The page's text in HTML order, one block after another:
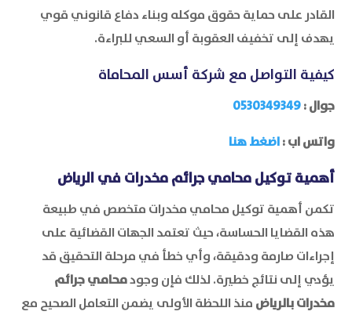
القادر على حماية حقوق موكله وبناء دفاع قانوني قوي
يهدف إلى تخفيف العقوبة أو السعي للبراءة.
كيفية التواصل مع شركة أسس المحاماة
جوال :0530349349
واتس اب :اضغط هنا
أهمية توكيل محامي جرائم مخدرات في الرياض
تكمن أهمية توكيل محامي مخدرات متخصص في طبيعة
هذه القضايا الحساسة، حيث تعتمد الجهات القضائية على
إجراءات صارمة ودقيقة، وأي خطأ في مرحلة التحقيق قد
يؤدي إلى نتائج خطيرة. لذلك فإن وجودمحامي جرائم
مخدرات بالرياض منذ اللحظة الأولى يضمن التعامل الصحيح مع